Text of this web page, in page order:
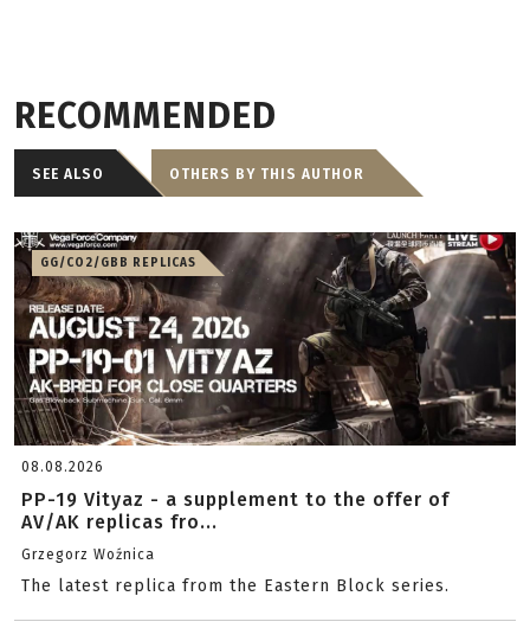
RECOMMENDED
SEE ALSO OTHERS BY THIS AUTHOR
GG/CO2/GBB REPLICAS
08.08.2026
PP-19 Vityaz - a supplement to the offer of
AV/AK replicas fro...
Grzegorz Woźnica
The latest replica from the Eastern Block series.